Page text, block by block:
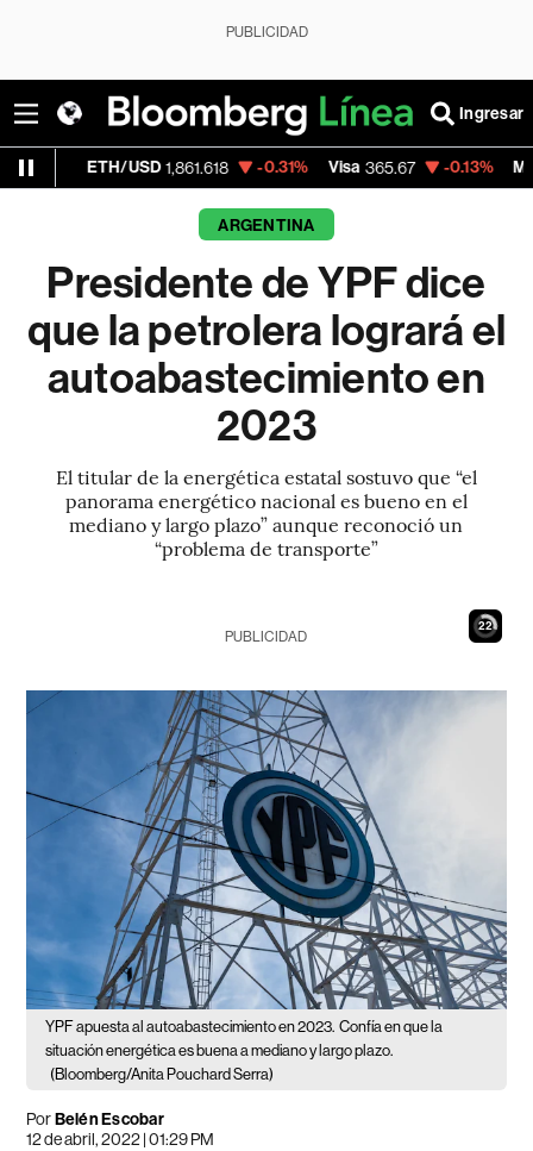
PUBLICIDAD
Ingresar
1,861.618 -0.31% Visa 365.67 -0.13% MercadoLibre
ARGENTINA
Presidente de YPF dice
que la petrolera logrará el
autoabastecimiento en
2023
El titular de la energética estatal sostuvo que “el
panorama energético nacional es bueno en el
mediano y largo plazo” aunque reconoció un
“problema de transporte”
21
PUBLICIDAD
YPF apuesta al autoabastecimiento en 2023. Confía en que la
situación energética es buena a mediano y largo plazo.
(Bloomberg/Anita Pouchard Serra)
PorBelén Escobar
12 de abril, 2022 | 01:29 PM